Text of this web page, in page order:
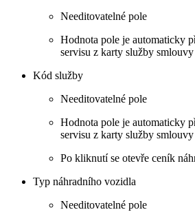
Needitovatelné pole
Hodnota pole je automaticky
servisu z karty služby smlouvy
Kód služby
Needitovatelné pole
Hodnota pole je automaticky
servisu z karty služby smlouvy
Po kliknutí se otevře ceník
Typ náhradního vozidla
Needitovatelné pole